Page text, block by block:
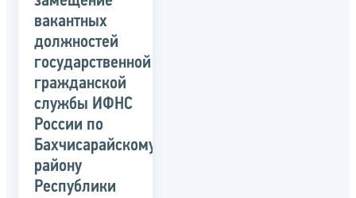
вакантных
должностей
государственной
гражданской
службы ИФНС
России по
Бахчисарайскому
району
Республики